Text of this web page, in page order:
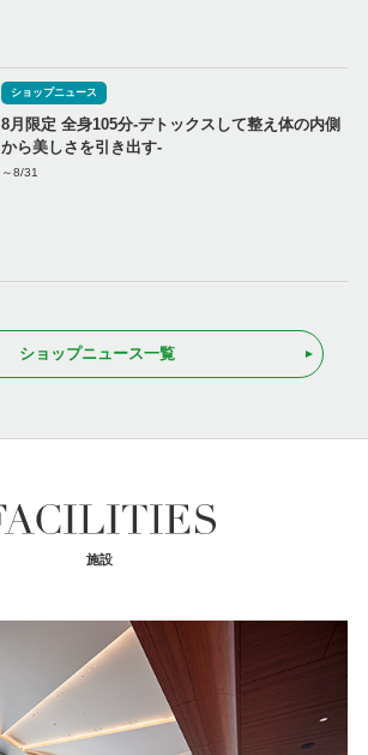
ショップニュース
8月限定 全身105分-デトックスして整え体の内側
から美しさを引き出す-
～8/31
ショップニュース一覧
施設